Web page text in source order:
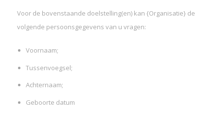
Voor de bovenstaande doelstelling(en) kan {Organisatie} de
volgende persoonsgegevens van u vragen:
Voornaam;
Tussenvoegsel;
Achternaam;
Geboorte datum